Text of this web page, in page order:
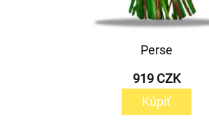
Perse
919 CZK
Kúpiť